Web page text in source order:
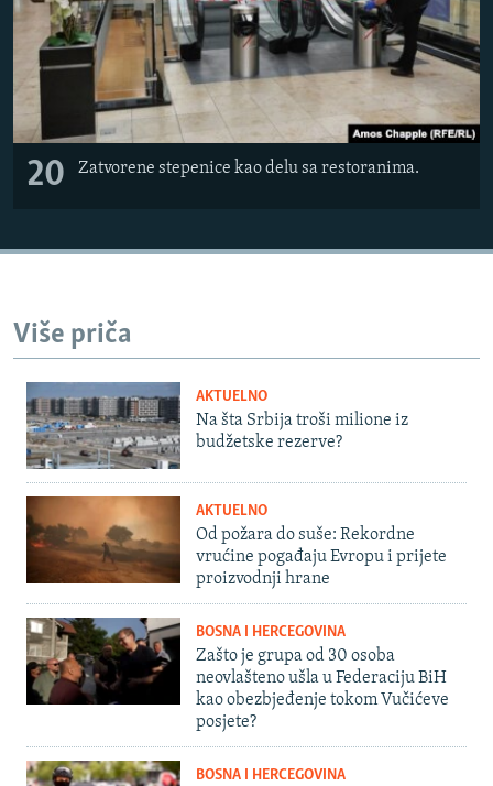
20 Zatvorene stepenice kao delu sa restoranima.
Više priča
AKTUELNO
Na šta Srbija troši milione iz
budžetske rezerve?
AKTUELNO
Od požara do suše: Rekordne
vrućine pogađaju Evropu i prijete
proizvodnji hrane
BOSNA I HERCEGOVINA
Zašto je grupa od 30 osoba
neovlašteno ušla u Federaciju BiH
kao obezbjeđenje tokom Vučićeve
posjete?
BOSNA I HERCEGOVINA